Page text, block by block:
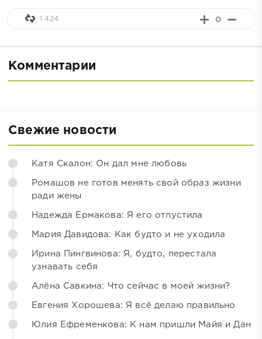
0
1 424
Комментарии
Свежие новости
Катя Скалон: Он дал мне любовь
Ромашов не готов менять свой образ жизни
ради жены
Надежда Ермакова: Я его отпустила
Мария Давидова: Как будто и не уходила
Ирина Пингвинова: Я, будто, перестала
узнавать себя
Алёна Савкина: Что сейчас в моей жизни?
Евгения Хорошева: Я всё делаю правильно
Юлия Ефременкова: К нам пришли Майя и Дан